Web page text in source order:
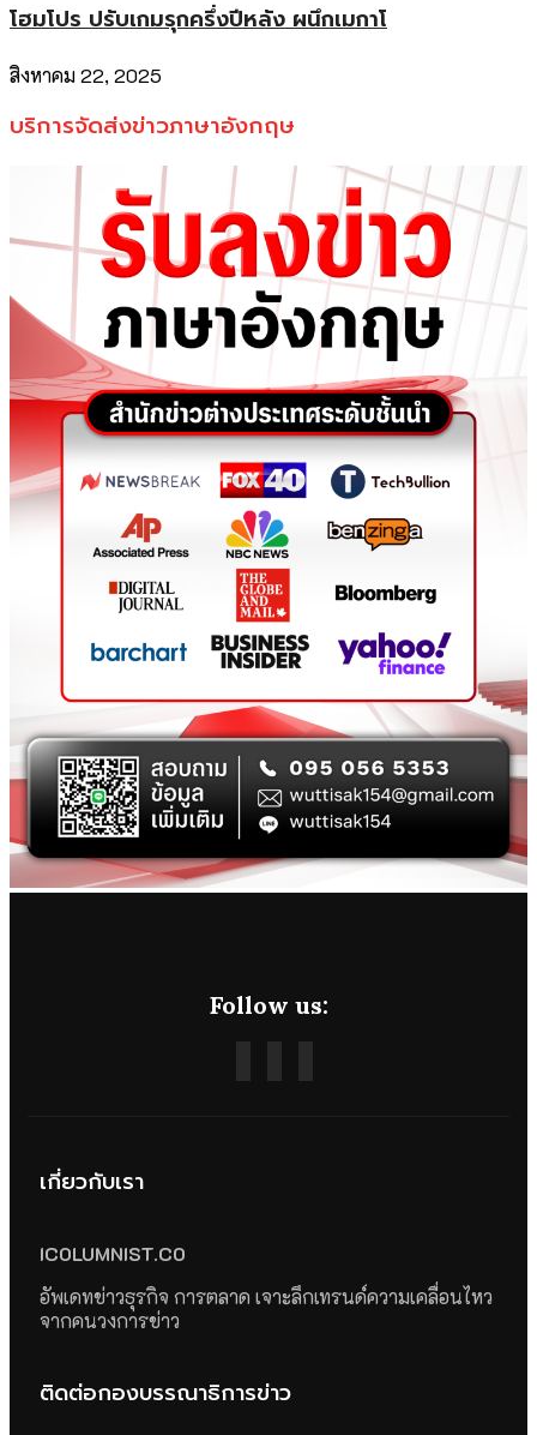
โฮมโปร ปรับเกมรุกครึ่งปีหลัง ผนึกเมกาโ
สิงหาคม 22, 2025
บริการจัดส่งข่าวภาษาอังกฤษ
Follow us:
เกี่ยวกับเรา
ICOLUMNIST.CO
อัพเดทข่าวธุรกิจ การตลาด เจาะลึกเทรนด์ความเคลื่อนไหว
จากคนวงการข่าว
ติดต่อกองบรรณาธิการข่าว